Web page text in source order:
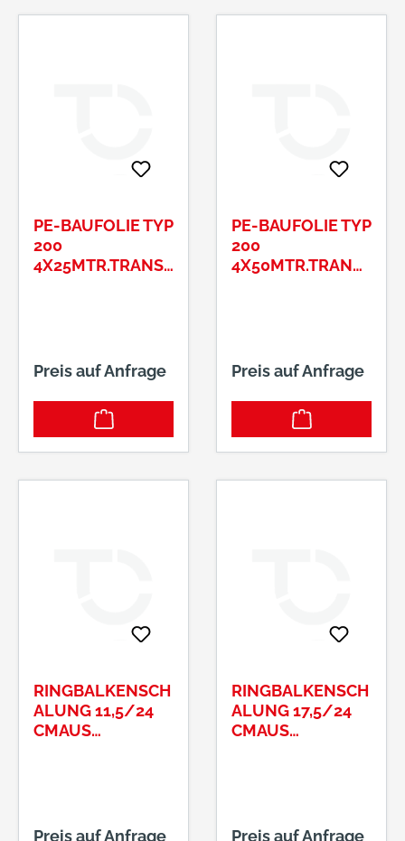
PE-BAUFOLIE TYP
200
4X25MTR.TRANSL
Preis auf Anfrage
PE-BAUFOLIE TYP
200
4X50MTR.TRANS
Preis auf Anfrage
RINGBALKENSCH
ALUNG 11,5/24
CMAUS
Preis auf Anfrage
RINGBALKENSCH
ALUNG 17,5/24
CMAUS
Preis auf Anfrage